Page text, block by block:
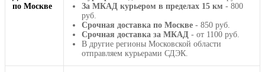
по Москве
За МКАД курьером в пределах 15 км - 800
руб.
Срочная доставка по Москве - 850 руб.
Срочная доставка за МКАД - от 1100 руб.
В другие регионы Московской области
отправляем курьерами СДЭК.